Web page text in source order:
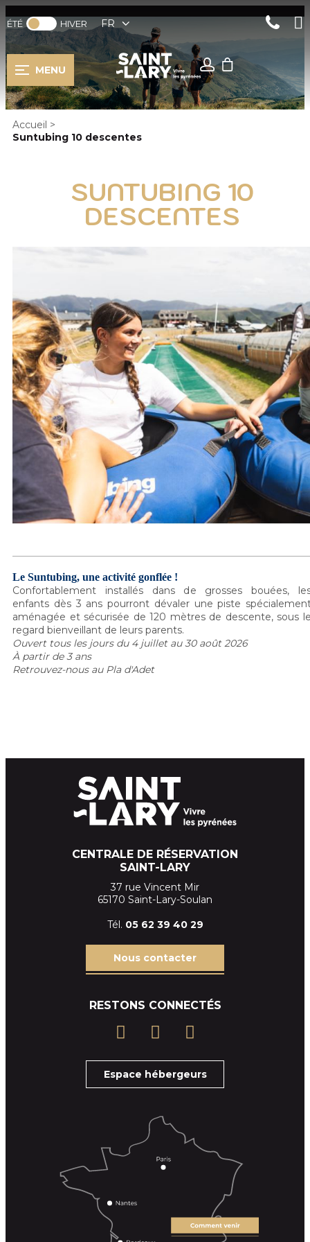
ÉTÉ HIVER FR
MENU
Accueil >
Suntubing 10 descentes
SUNTUBING 10
DESCENTES
Le Suntubing, une activité gonflée !
Confortablement installés dans de grosses bouées,
enfants dès 3 ans pourront dévaler une piste
aménagée et sécurisée de 120 mètres de descente, sous
regard bienveillant de leurs parents.
Ouvert tous les jours du 4 juillet au 30 août 2026
À partir de 3 ans
Retrouvez-nous au Pla d'Adet
CENTRALE DE RÉSERVATION
SAINT-LARY
37 rue Vincent Mir
65170 Saint-Lary-Soulan
Tél. 05 62 39 40 29
Nous contacter
RESTONS CONNECTÉS
Espace hébergeurs